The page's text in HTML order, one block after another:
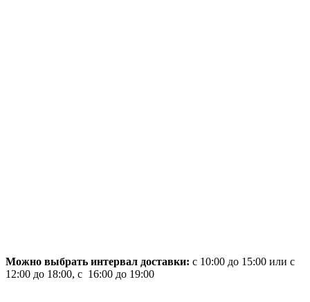
Можно выбрать интервал доставки: с 10:00 до 15:00 или с
12:00 до 18:00, с 16:00 до 19:00